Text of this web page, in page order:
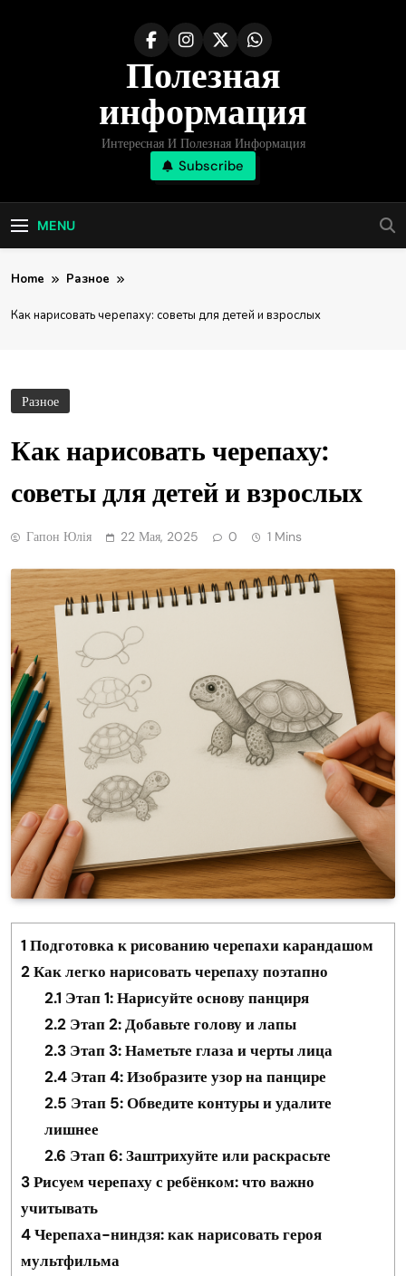
Полезная
информация
Интересная И Полезная Информация
Subscribe
MENU
Home Разное
Как нарисовать черепаху: советы для детей и взрослых
Разное
Как нарисовать черепаху:
советы для детей и взрослых
Гапон Юлія 22 Мая, 2025 0 1 Mins
1 Подготовка к рисованию черепахи карандашом
2Как легко нарисовать черепаху поэтапно
2.1 Этап 1: Нарисуйте основу панциря
2.2Этап 2: Добавьте голову и лапы
2.3Этап 3: Наметьте глаза и черты лица
2.4Этап 4: Изобразите узор на панцире
2.5 Этап 5: Обведите контуры и удалите
лишнее
2.6 Этап 6: Заштрихуйте или раскрасьте
3Рисуем черепаху с ребёнком: что важно
учитывать
4Черепаха-ниндзя: как нарисовать героя
мультфильма